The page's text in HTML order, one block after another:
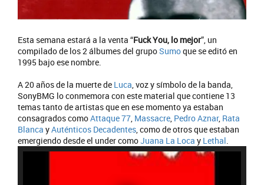
Esta semana estará a la venta “Fuck You, lo mejor”, un
compilado de los 2 álbumes del grupoSumoque se editó en
1995 bajo ese nombre.
A 20 años de la muerte de Luca, voz y símbolo de la banda,
SonyBMG lo conmemora con este material que contiene 13
temas tanto de artistas que en ese momento ya estaban
consagrados comoAttaque 77, Massacre, Pedro Aznar, Rata
Blanca yAuténticos Decadentes, como de otros que estaban
emergiendo desde el under comoJuana La Loca y Lethal.